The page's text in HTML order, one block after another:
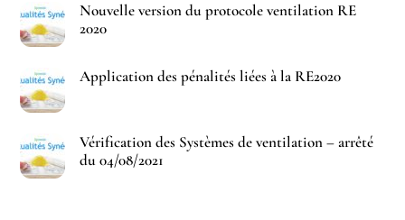
Nouvelle version du protocole ventilation RE
2020
Application des pénalités liées à la RE2020
Vérification des Systèmes de ventilation – arrêté
du 04/08/2021